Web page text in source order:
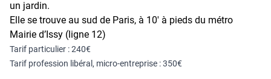
un jardin.
Elle se trouve au sud de Paris, à 10′ à pieds du métro
Mairie d’Issy (ligne 12)
Tarif particulier : 240€
Tarif profession libéral, micro-entreprise : 350€